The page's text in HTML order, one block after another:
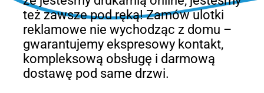
też zawsze pod ręką! Zamów ulotki
reklamowe nie wychodząc z domu –
gwarantujemy ekspresowy kontakt,
kompleksową obsługę i darmową
dostawę pod same drzwi.